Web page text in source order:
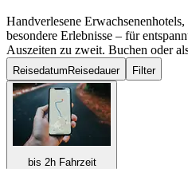
Handverlesene
besondere Erlebnisse – für
Auszeiten zu zweit. Buchen oder
Reisedatum Reisedauer Filter
bis 2h Fahrzeit